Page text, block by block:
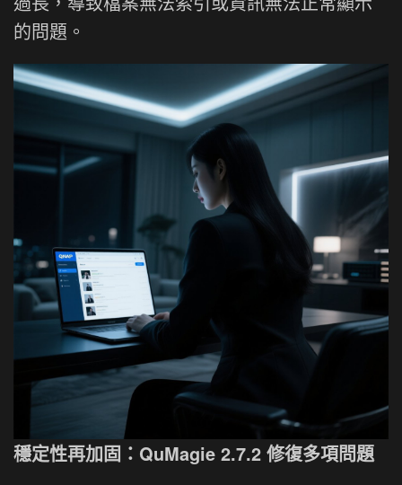
的問題。
穩定性再加固：QuMagie 2.7.2 修復多項問題